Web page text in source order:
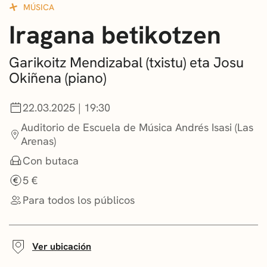
NOTICIAS
GETXO KULTURA
ASOCIACIONES CULTURALES
MÚSICA
Iragana betikotzen
Garikoitz Mendizabal (txistu) eta Josu
Okiñena (piano)
22.03.2025 | 19:30
Auditorio de Escuela de Música Andrés Isasi (Las
Arenas)
Con butaca
5 €
Para todos los públicos
Ver ubicación